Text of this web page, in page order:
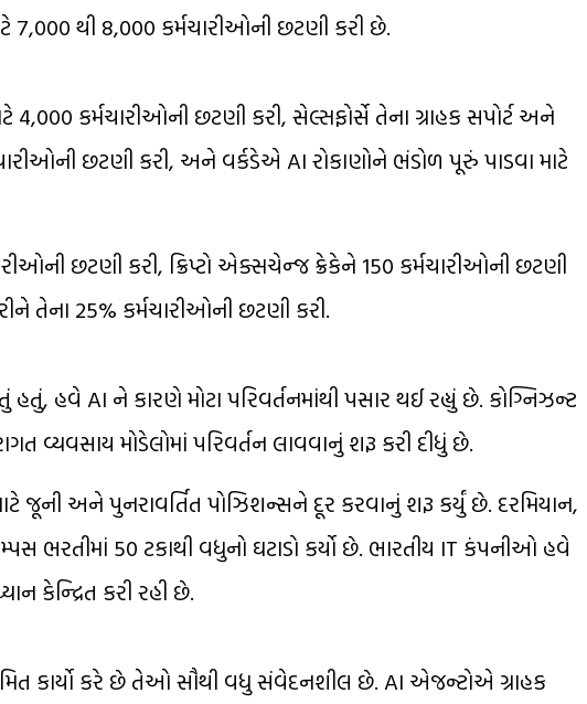
થી 8,000 કર્મચારીઓની છટણી કરી છે.
4,000 કર્મચારીઓની છટણી કરી, સેલ્સફોર્સે તેના ગ્રાહક સપોર્ટ અને
છટણી કરી, અને વર્કડેએ AI રોકાણોને ભંડોળ પૂરું પાડવા માટે
છટણી કરી, ક્રિપ્ટો એક્સચેન્જ ક્રેકેને 150 કર્મચારીઓની છટણી
તેના 25% કર્મચારીઓની છટણી કરી.
હવે AI ને કારણે મોટા પરિવર્તનમાંથી પસાર થઈ રહ્યું છે. કોગ્નિઝન્ટ
વ્યવસાય મોડેલોમાં પરિવર્તન લાવવાનું શરૂ કરી દીધું છે.
જૂની અને પુનરાવર્તિત પોઝિશન્સને દૂર કરવાનું શરૂ કર્યું છે. દરમિયાન,
ભરતીમાં 50 ટકાથી વધુનો ઘટાડો કર્યો છે. ભારતીય IT કંપનીઓ હવે
કેન્દ્રિત કરી રહી છે.
કરે છે તેઓ સૌથી વધુ સંવેદનશીલ છે. AI એજન્ટોએ ગ્રાહક